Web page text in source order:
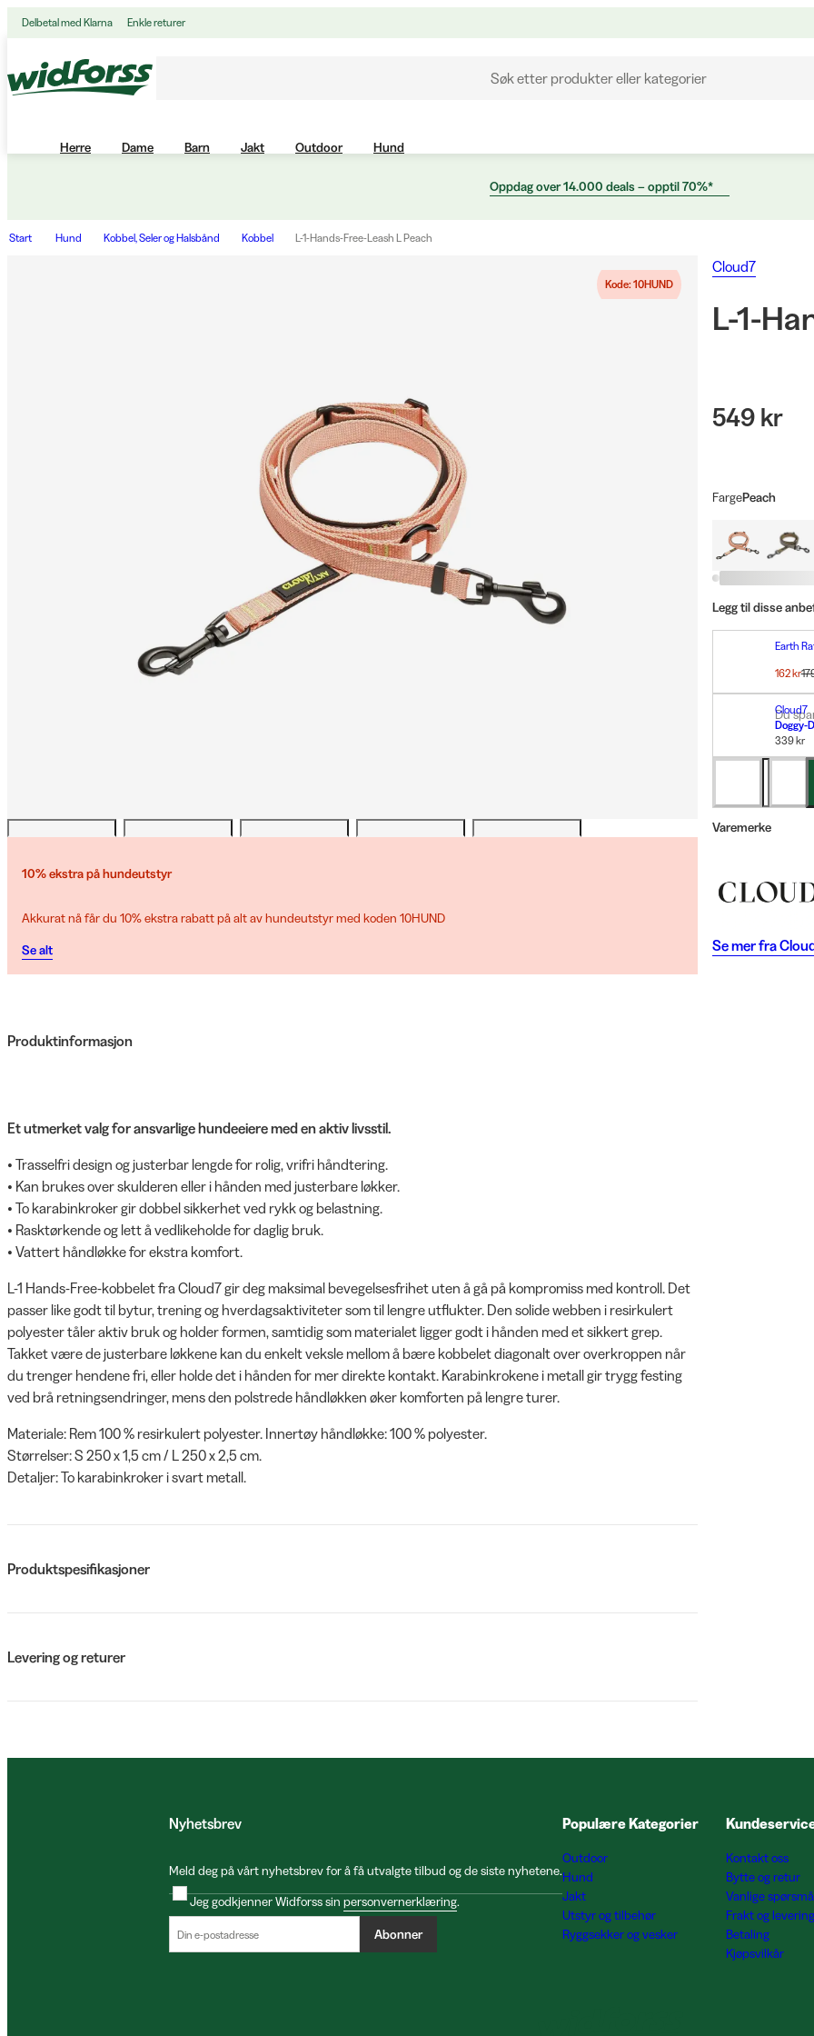
Delbetal med Klarna Enkle returer
Søk etter produkter eller kategorier
Herre Dame Barn Jakt Outdoor Hund
Oppdag over 14.000 deals – opptil 70%*
Start Hund Kobbel, Seler og Halsbånd Kobbel L-1-Hands-Free-Leash L Peach
Kode: 10HUND
10% ekstra på hundeutstyr
Akkurat nå får du 10% ekstra rabatt på alt av hundeutstyr med koden 10HUND
Se alt
Produktinformasjon
Et utmerket valg for ansvarlige hundeeiere med en aktiv livsstil.
• Trasselfri design og justerbar lengde for rolig, vrifri håndtering.
• Kan brukes over skulderen eller i hånden med justerbare løkker.
• To karabinkroker gir dobbel sikkerhet ved rykk og belastning.
• Rasktørkende og lett å vedlikeholde for daglig bruk.
• Vattert håndløkke for ekstra komfort.
L-1 Hands-Free-kobbelet fra Cloud7 gir deg maksimal bevegelsesfrihet uten å gå på kompromiss med kontroll. Det
passer like godt til bytur, trening og hverdagsaktiviteter som til lengre utflukter. Den solide webben i resirkulert
polyester tåler aktiv bruk og holder formen, samtidig som materialet ligger godt i hånden med et sikkert grep.
Takket være de justerbare løkkene kan du enkelt veksle mellom å bære kobbelet diagonalt over overkroppen når
du trenger hendene fri, eller holde det i hånden for mer direkte kontakt. Karabinkrokene i metall gir trygg festing
ved brå retningsendringer, mens den polstrede håndløkken øker komforten på lengre turer.
Materiale: Rem 100 % resirkulert polyester. Innertøy håndløkke: 100 % polyester.
Størrelser: S 250 x 1,5 cm / L 250 x 2,5 cm.
Detaljer: To karabinkroker i svart metall.
Produktspesifikasjoner
Levering og returer
Cloud7
L-1-
549 kr
FargePeach
Legg til disse
Earth
Single
162 kr
Du
Cloud7
Doggy-
339 kr
Varemerke
Se mer fra
Nyhetsbrev
Meld deg på vårt nyhetsbrev for å få utvalgte tilbud og de siste nyhetene.
Jeg godkjenner Widforss sin personvernerklæring.
Abonner
Populære Kategorier
Outdoor
Hund
Jakt
Utstyr og tilbehør
Ryggsekker og vesker
Kontakt oss
Bytte og retur
Vanlige
Frakt og levering
Betaling
Kjøpsvilkår